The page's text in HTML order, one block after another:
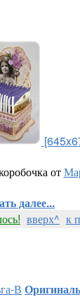
от
далее...
вверх^ к
В